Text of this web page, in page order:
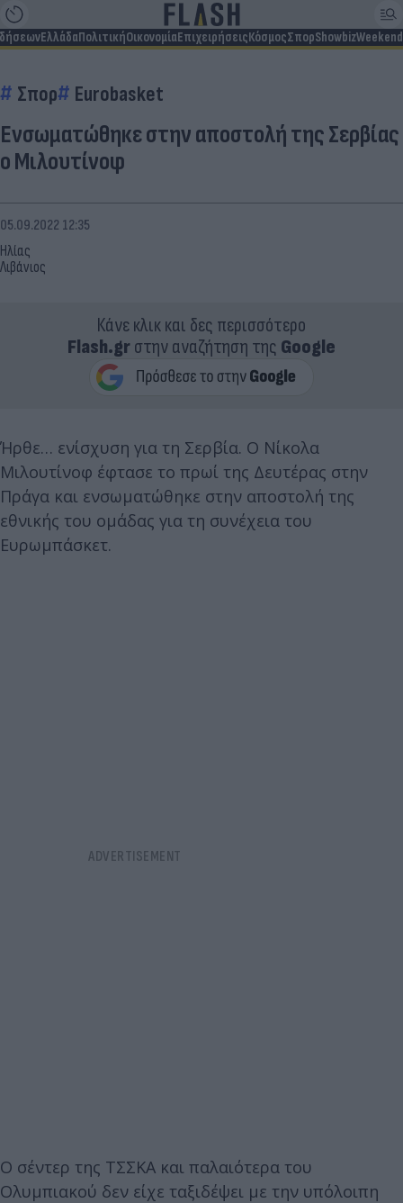
ΕλλάδαΠολιτικήΟικονομίαΕπιχειρήσειςΚόσμοςΣπορShowbizWeekend
Σπορ Eurobasket
Ενσωματώθηκε στην αποστολή της Σερβίας
ο Μιλουτίνοφ
Ηλίας
Λιβάνιος
05.09.2022 12:35
Κάνε κλικ και δες περισσότερο
Flash.grστην αναζήτηση της Google
Ήρθε… ενίσχυση για τη Σερβία. Ο Νίκολα
Μιλουτίνοφ έφτασε το πρωί της Δευτέρας στην
Πράγα και ενσωματώθηκε στην αποστολή της
εθνικής του ομάδας για τη συνέχεια του
Ευρωμπάσκετ.
Ο σέντερ της ΤΣΣΚΑ και παλαιότερα του
Ολυμπιακού δεν είχε ταξιδέψει με την υπόλοιπη